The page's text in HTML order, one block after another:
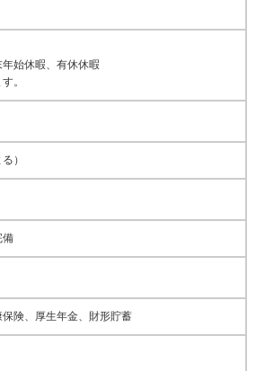
始休暇、有休休暇
。
）
備
険、厚生年金、財形貯蓄